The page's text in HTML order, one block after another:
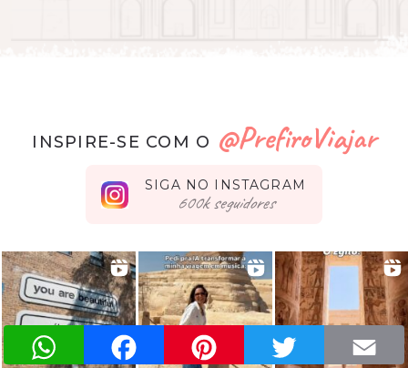
INSPIRE-SE COM O @PrefiroViajar
SIGA NO INSTAGRAM
seguidores
WhatsApp Facebook